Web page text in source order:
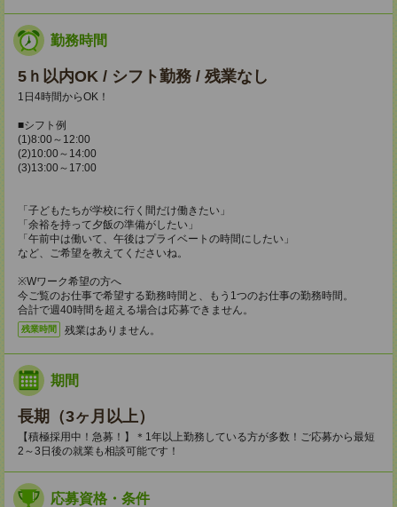
勤務時間
5ｈ以内OK / シフト勤務 / 残業なし
1日4時間からOK！
■シフト例
(1)8:00～12:00
(2)10:00～14:00
(3)13:00～17:00
「子どもたちが学校に行く間だけ働きたい」
「余裕を持って夕飯の準備がしたい」
「午前中は働いて、午後はプライベートの時間にしたい」
など、ご希望を教えてくださいね。
※Wワーク希望の方へ
今ご覧のお仕事で希望する勤務時間と、もう1つのお仕事の勤務時間。
合計で週40時間を超える場合は応募できません。
残業時間 残業はありません。
期間
長期（3ヶ月以上）
【積極採用中！急募！】＊1年以上勤務している方が多数！ご応募から最短
2～3日後の就業も相談可能です！
応募資格・条件